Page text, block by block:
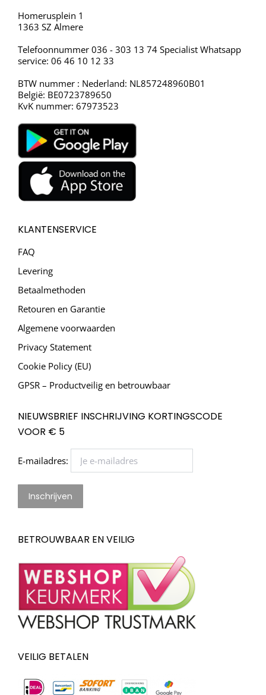
Homerusplein 1
1363 SZ Almere
Telefoonnummer 036 - 303 13 74 Specialist Whatsapp
service: 06 46 10 12 33
BTW nummer : Nederland: NL857248960B01
België: BE0723789650
KvK nummer: 67973523
KLANTENSERVICE
FAQ
Levering
Betaalmethoden
Retouren en Garantie
Algemene voorwaarden
Privacy Statement
Cookie Policy (EU)
GPSR – Productveilig en betrouwbaar
NIEUWSBRIEF INSCHRIJVING KORTINGSCODE
VOOR € 5
E-mailadres:
BETROUWBAAR EN VEILIG
VEILIG BETALEN